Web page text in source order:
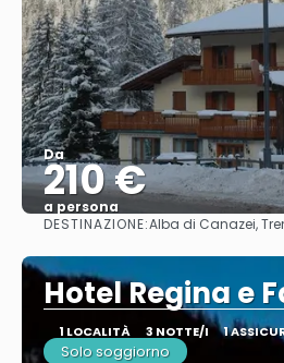
Da
210 €
a persona
Vedere
DESTINAZIONE:Alba di Canazei,
Hotel Regina e
1 LOCALITÀ 3 NOTTE/I 1
Solo soggiorno